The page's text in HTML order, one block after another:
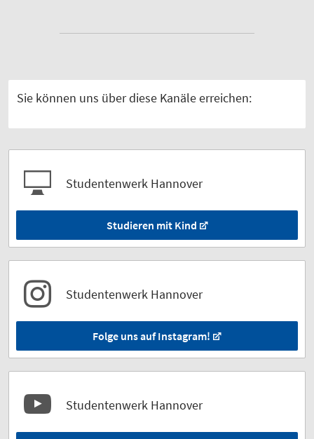
Sie können uns über diese Kanäle erreichen:
Studentenwerk Hannover
Studieren mit Kind
Studentenwerk Hannover
Folge uns auf Instagram!
Studentenwerk Hannover